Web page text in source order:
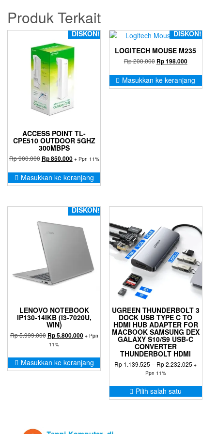
Produk Terkait
DISKON!
ACCESS POINT TL-
CPE510 OUTDOOR 5GHZ
300MBPS
Rp900.000 Harga
adalah:
Rp 900.000.
Rp850.000Harga
ini
adalah:
+ Ppn 11%
Masukkan ke keranjang
DISKON!
LOGITECH MOUSE M235
Rp200.000 Harga
adalah:
Rp 200.000.
Rp198.000Harga
ini
adalah:
Masukkan ke keranjang
DISKON!
LENOVO NOTEBOOK
IP130-14IKB (I3-7020U,
WIN)
Rp5.999.000 Harga
aslinya
Rp 5.999.000.
Rp5.800.000Harga
adalah:
Rp 5.800.000.
+ Ppn
11%
Masukkan ke keranjang
UGREEN THUNDERBOLT 3
DOCK USB TYPE C TO
HDMI HUB ADAPTER FOR
MACBOOK SAMSUNG DEX
GALAXY S10/S9 USB-C
CONVERTER
THUNDERBOLT HDMI
Rp 1.139.525 – Rp2.232.025 Rentang
hingga
Rp
+
Ppn 11%
Pilih salah satu